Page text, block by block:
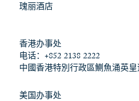
瑰丽酒店
香港办事处
电话：+852 2138 2222
中國香港特別行政區鰂魚涌英
美国办事处